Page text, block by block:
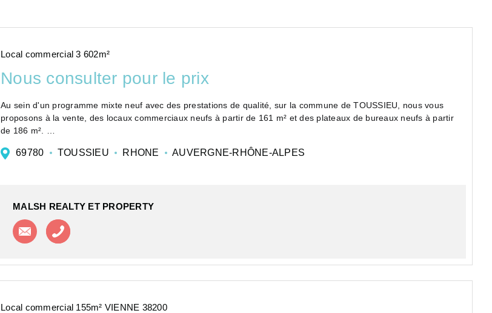
Local commercial 3 602m²
Nous consulter pour le prix
Au sein d'un programme mixte neuf avec des prestations de qualité, sur la commune de TOUSSIEU, nous vous
proposons à la vente, des locaux commerciaux neufs à partir de 161 m² et des plateaux de bureaux neufs à partir
de 186 m².
69780 TOUSSIEU RHONE AUVERGNE-RHÔNE-ALPES
MALSH REALTY ET PROPERTY
Contacter l'agence
Local commercial 155m² VIENNE 38200